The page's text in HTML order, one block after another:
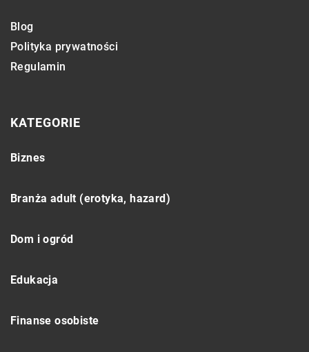
Blog
Polityka prywatności
Regulamin
KATEGORIE
Biznes
Branża adult (erotyka, hazard)
Dom i ogród
Edukacja
Finanse osobiste